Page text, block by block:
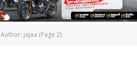
Author: jajaa (Page 2)